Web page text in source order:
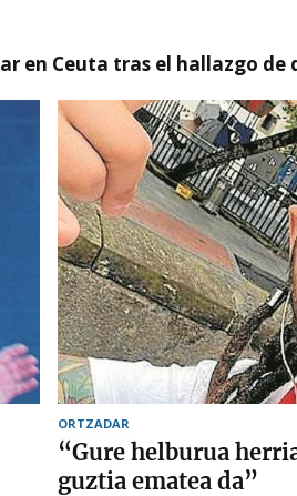
en Ceuta tras el hallazgo de
ORTZADAR
“Gure helburua
guztia ematea da”